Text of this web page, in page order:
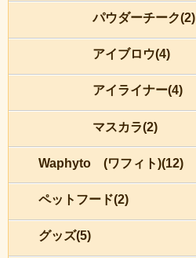
パウダーチーク(2)
アイブロウ(4)
アイライナー(4)
マスカラ(2)
Waphyto (ワフィト)(12)
ペットフード(2)
グッズ(5)